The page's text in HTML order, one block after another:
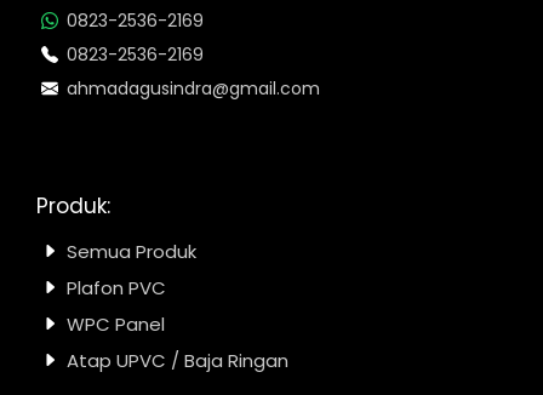
0823-2536-2169
0823-2536-2169
ahmadagusindra@gmail.com
Produk:
Semua Produk
Plafon PVC
WPC Panel
Atap UPVC / Baja Ringan